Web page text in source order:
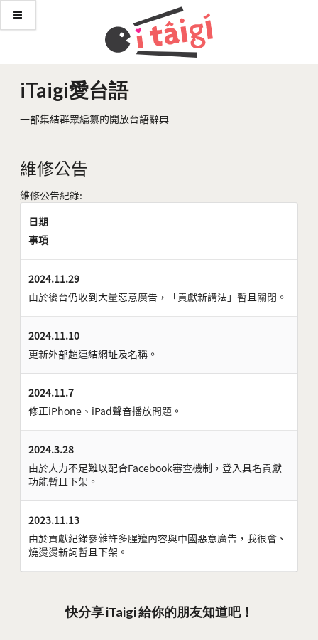
iTaigi愛台語
一部集結群眾編纂的開放台語辭典
維修公告
維修公告紀錄:
日期
事項
2024.11.29
由於後台仍收到大量惡意廣告，「貢獻新講法」暫且關閉。
2024.11.10
更新外部超連結網址及名稱。
2024.11.7
修正iPhone、iPad聲音播放問題。
2024.3.28
由於人力不足難以配合Facebook審查機制，登入具名貢獻
功能暫且下架。
2023.11.13
由於貢獻紀錄參雜許多腥羶內容與中國惡意廣告，我很會、
燒燙燙新詞暫且下架。
快分享 iTaigi 給你的朋友知道吧！